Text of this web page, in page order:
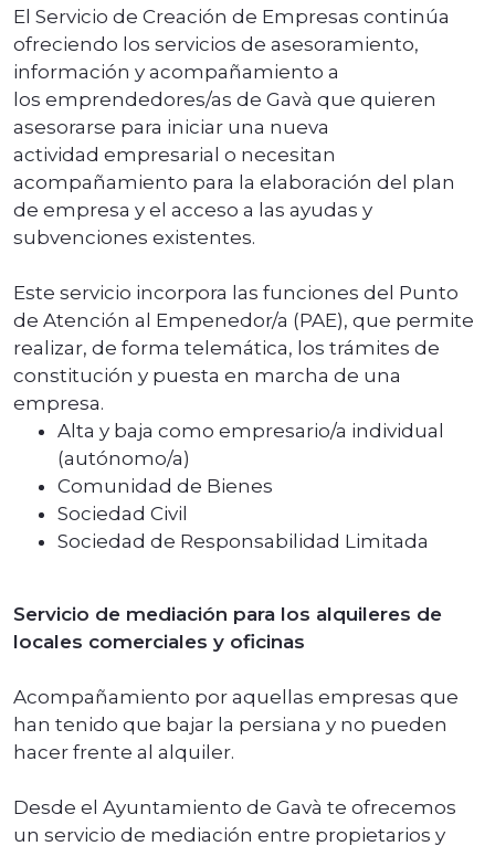
El Servicio de Creación de Empresas continúa
ofreciendo los servicios de asesoramiento,
información y acompañamiento a
los emprendedores/as de Gavà que quieren
asesorarse para iniciar una nueva
actividad empresarial o necesitan
acompañamiento para la elaboración del plan
de empresa y el acceso a las ayudas y
subvenciones existentes.
Este servicio incorpora las funciones del Punto
de Atención al Empenedor/a (PAE), que permite
realizar, de forma telemática, los trámites de
constitución y puesta en marcha de una
empresa.
Alta y baja como empresario/a individual
(autónomo/a)
Comunidad de Bienes
Sociedad Civil
Sociedad de Responsabilidad Limitada
Servicio de mediación para los alquileres de
locales comerciales y oficinas
Acompañamiento por aquellas empresas que
han tenido que bajar la persiana y no pueden
hacer frente al alquiler.
Desde el Ayuntamiento de Gavà te ofrecemos
un servicio de mediación entre propietarios y